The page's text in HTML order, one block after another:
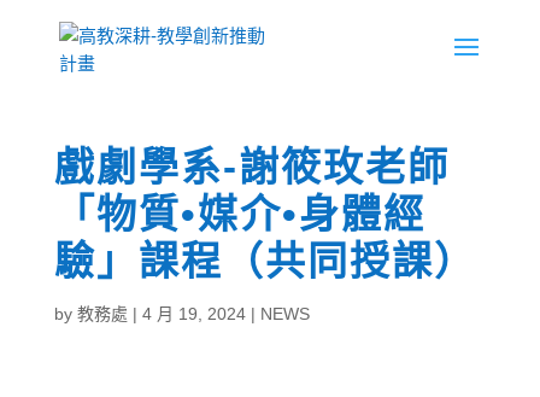
戲劇學系-謝筱玫老師
「物質•媒介•身體經
驗」課程（共同授課）
by 教務處 | 4 月 19, 2024| NEWS